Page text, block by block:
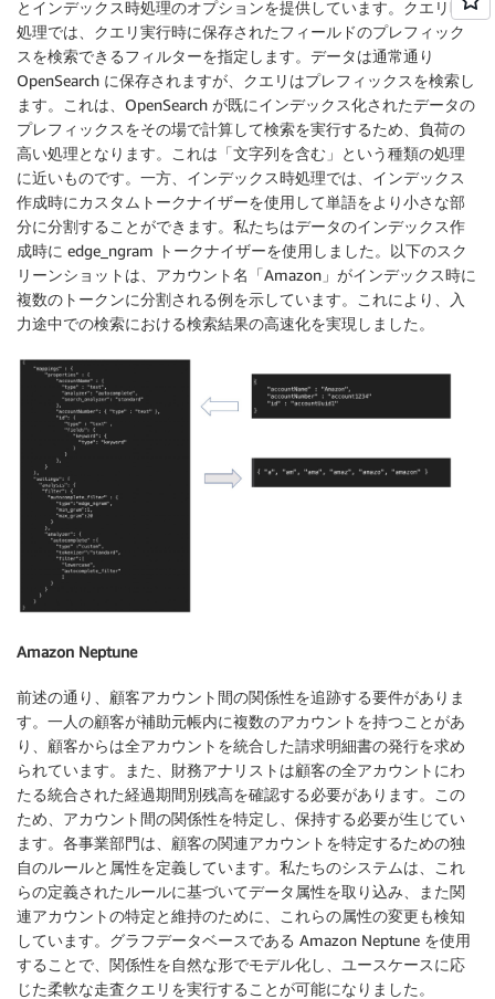
とインデックス時処理のオプションを提供しています。クエリ時
処理では、クエリ実行時に保存されたフィールドのプレフィック
スを検索できるフィルターを指定します。データは通常通り
OpenSearch に保存されますが、クエリはプレフィックスを検索し
ます。これは、OpenSearch が既にインデックス化されたデータの
プレフィックスをその場で計算して検索を実行するため、負荷の
高い処理となります。これは「文字列を含む」という種類の処理
に近いものです。一方、インデックス時処理では、インデックス
作成時にカスタムトークナイザーを使用して単語をより小さな部
分に分割することができます。私たちはデータのインデックス作
成時に edge_ngram トークナイザーを使用しました。以下のスク
リーンショットは、アカウント名「Amazon」がインデックス時に
複数のトークンに分割される例を示しています。これにより、入
力途中での検索における検索結果の高速化を実現しました。
Amazon Neptune
前述の通り、顧客アカウント間の関係性を追跡する要件がありま
す。一人の顧客が補助元帳内に複数のアカウントを持つことがあ
り、顧客からは全アカウントを統合した請求明細書の発行を求め
られています。また、財務アナリストは顧客の全アカウントにわ
たる統合された経過期間別残高を確認する必要があります。この
ため、アカウント間の関係性を特定し、保持する必要が生じてい
ます。各事業部門は、顧客の関連アカウントを特定するための独
自のルールと属性を定義しています。私たちのシステムは、これ
らの定義されたルールに基づいてデータ属性を取り込み、また関
連アカウントの特定と維持のために、これらの属性の変更も検知
しています。グラフデータベースである Amazon Neptune を使用
することで、関係性を自然な形でモデル化し、ユースケースに応
じた柔軟な走査クエリを実行することが可能になりました。